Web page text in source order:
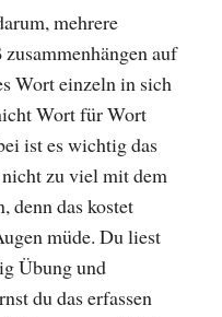
mehrere
auf
Wort einzeln in sich
Wort für Wort
ist es wichtig das
zu viel mit dem
denn das kostet
müde. Du liest
Übung und
du das erfassen